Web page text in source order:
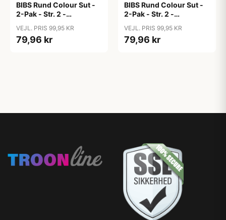
BIBS Rund Colour Sut -
2-Pak - Str. 2 -
Studio - Baby Pink/Coral
Mix
VEJL. PRIS 99,95 KR
79,96 kr
BIBS Rund Colour Sut -
2-Pak - Str. 2 -
Studio - Blush Mix
VEJL. PRIS 99,95 KR
79,96 kr